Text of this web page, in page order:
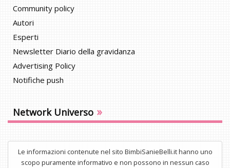
Community policy
Autori
Esperti
Newsletter Diario della gravidanza
Advertising Policy
Notifiche push
Network Universo »
Le informazioni contenute nel sito BimbiSanieBelli.it hanno uno
scopo puramente informativo e non possono in nessun caso